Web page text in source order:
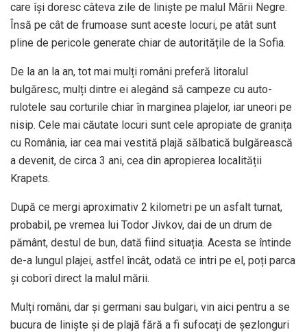
care își doresc câteva zile de liniște pe malul Mării Negre.
Însă pe cât de frumoase sunt aceste locuri, pe atât sunt
pline de pericole generate chiar de autoritățile de la Sofia.
De la an la an, tot mai mulți români preferă litoralul
bulgăresc, mulți dintre ei alegând să campeze cu auto-
rulotele sau corturile chiar în marginea plajelor, iar uneori pe
nisip. Cele mai căutate locuri sunt cele apropiate de granița
cu România, iar cea mai vestită plajă sălbatică bulgărească
a devenit, de circa 3 ani, cea din apropierea localității
Krapets.
După ce mergi aproximativ 2 kilometri pe un asfalt turnat,
probabil, pe vremea lui Todor Jivkov, dai de un drum de
pământ, destul de bun, dată fiind situația. Acesta se întinde
de-a lungul plajei, astfel încât, odată ce intri pe el, poți parca
și coborî direct la malul mării.
Mulți români, dar și germani sau bulgari, vin aici pentru a se
bucura de liniște și de plajă fără a fi sufocați de șezlonguri